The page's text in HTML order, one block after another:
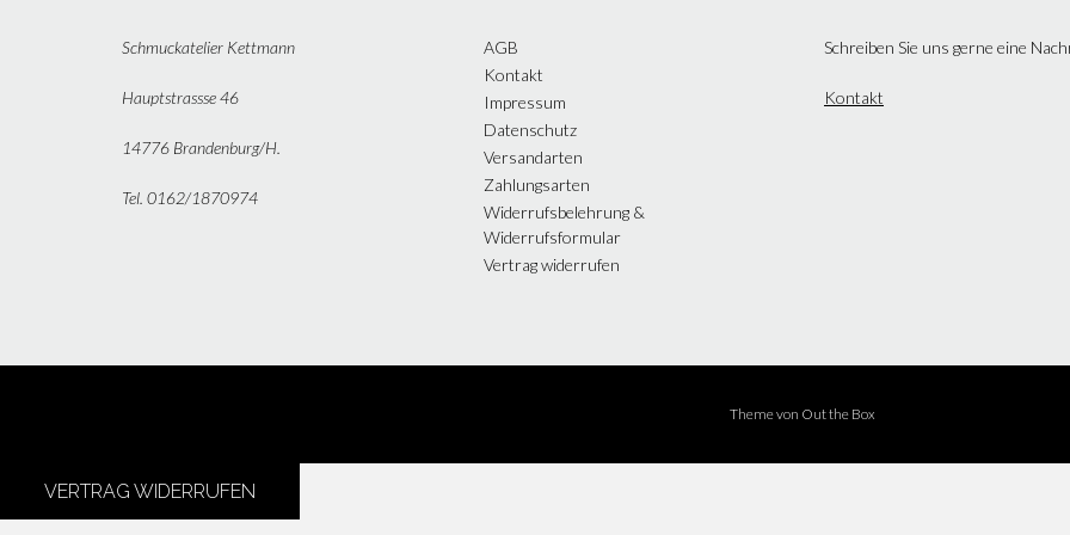
Schmuckatelier Kettmann
Hauptstrassse 46
14776 Brandenburg/H.
Tel. 0162/1870974
AGB
Kontakt
Impressum
Datenschutz
Versandarten
Zahlungsarten
Widerrufsbelehrung &
Widerrufsformular
Vertrag widerrufen
Schreiben Sie uns gerne eine
Kontakt
Theme von Out the Box
VERTRAG WIDERRUFEN